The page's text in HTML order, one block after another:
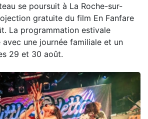
se poursuit à La Roche-sur-
gratuite du film En Fanfare
La programmation estivale
avec une journée familiale et un
29 et 30 août.